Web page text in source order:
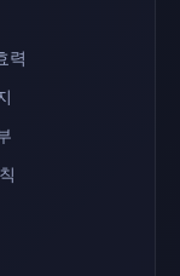
력